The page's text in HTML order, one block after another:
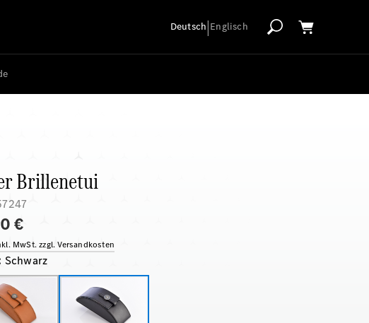
Deutsch|Englisch
Brillenetui
€
MwSt. zzgl. Versandkosten
Schwarz